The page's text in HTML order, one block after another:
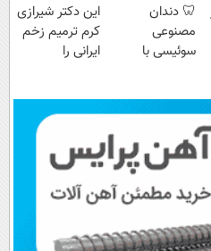
🦷 دندان
مصنوعی
سوئیسی با
پرداخت در 4
قسط |📍 تهران
این دکتر شیرازی
کرم ترمیم زخم
ایرانی را